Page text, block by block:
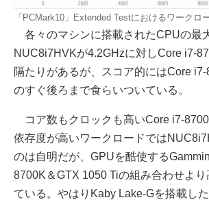
「PCMark10」Extended Testにおけるワークロ
各々のマシンに搭載されたCPUの最
NUC8i7HVKが4.2GHzに対しCore i7-
隔たりがあるが、スコア的にはCore
のすぐ後ろまで食らいついている。
コア数もクロックも高いCore i7-
依存度が高いワークロードでは
のは自明だが、GPUを酷使する
8700K＆GTX 1050 Tiの組み合わせよ
ている。やはりKaby Lake-Gを搭載し